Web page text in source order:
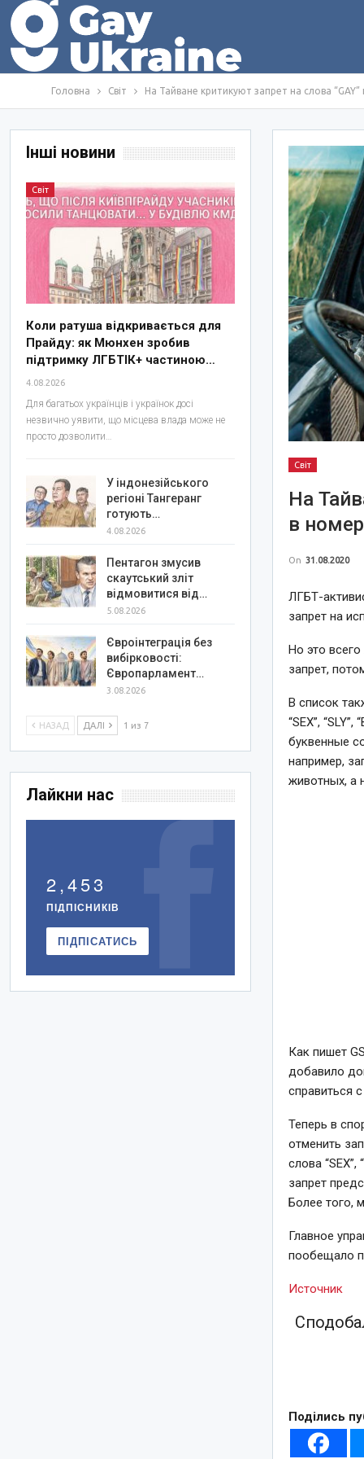
Головна Світ На Тайване критикуют запрет на слова “GAY”
Світ
На
в
On 31.08.2020
ЛГБТ-
запрет на
Но это
запрет,
В список
“SEX”,
буквенные
например,
животных, а
Как пишет
добавило
справиться
Теперь в
отменить
слова
запрет
Более того,
Главное
пообещало
Источник
Поділись
Інші новини
Світ
Коли ратуша відкривається для
Прайду: як Мюнхен зробив
підтримку ЛГБТІК+ частиною…
4.08.2026
Для багатьох українців і українок досі
незвично уявити, що місцева влада може не
просто дозволити…
У індонезійського
регіоні Тангеранг
готують…
4.08.2026
Пентагон змусив
скаутський зліт
відмовитися від…
5.08.2026
Євроінтеграція без
вибірковості:
Європарламент…
3.08.2026
НАЗАД ДАЛІ 1 из 7
Лайкни нас
2,453
ПІДПІСНИКІВ
ПІДПІСАТИСЬ